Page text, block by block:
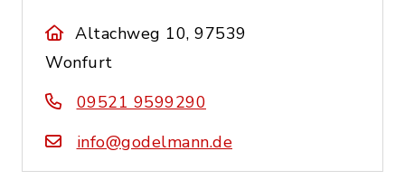
Altachweg 10, 97539
Wonfurt
09521 9599290
info@godelmann.de